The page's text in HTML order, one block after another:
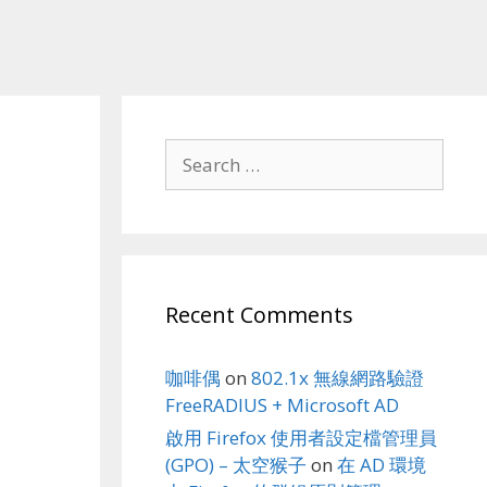
for:
Recent Comments
咖啡偶 on 802.1x 無線網路驗證
FreeRADIUS + Microsoft AD
啟用 Firefox 使用者設定檔管理員
(GPO) – 太空猴子 on 在 AD 環境